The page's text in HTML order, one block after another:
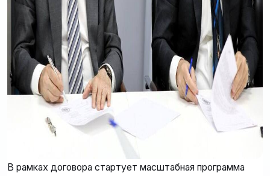
В рамках договора стартует масштабная программа